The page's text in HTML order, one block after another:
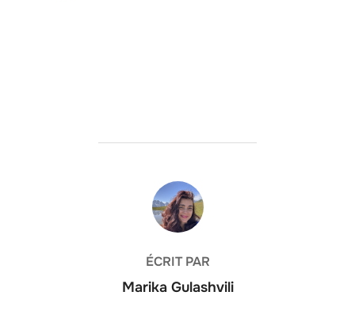
AUTEUR DE LA PUBLICATION
ÉCRIT PAR
Marika Gulashvili